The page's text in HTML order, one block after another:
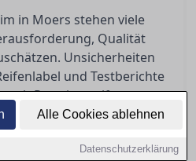
Alle Cookies ablehnen
Datenschutzerklärung
in Moers stehen viele
Qualität
Unsicherheiten
und Testberichte
ob Premiumreifen
sind, können
In diesem
und zeigen,